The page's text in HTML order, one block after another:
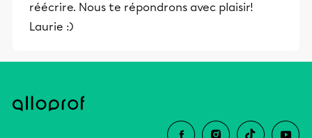
éducative.
réécrire. Nous te répondrons avec plaisir!
Laurie :)